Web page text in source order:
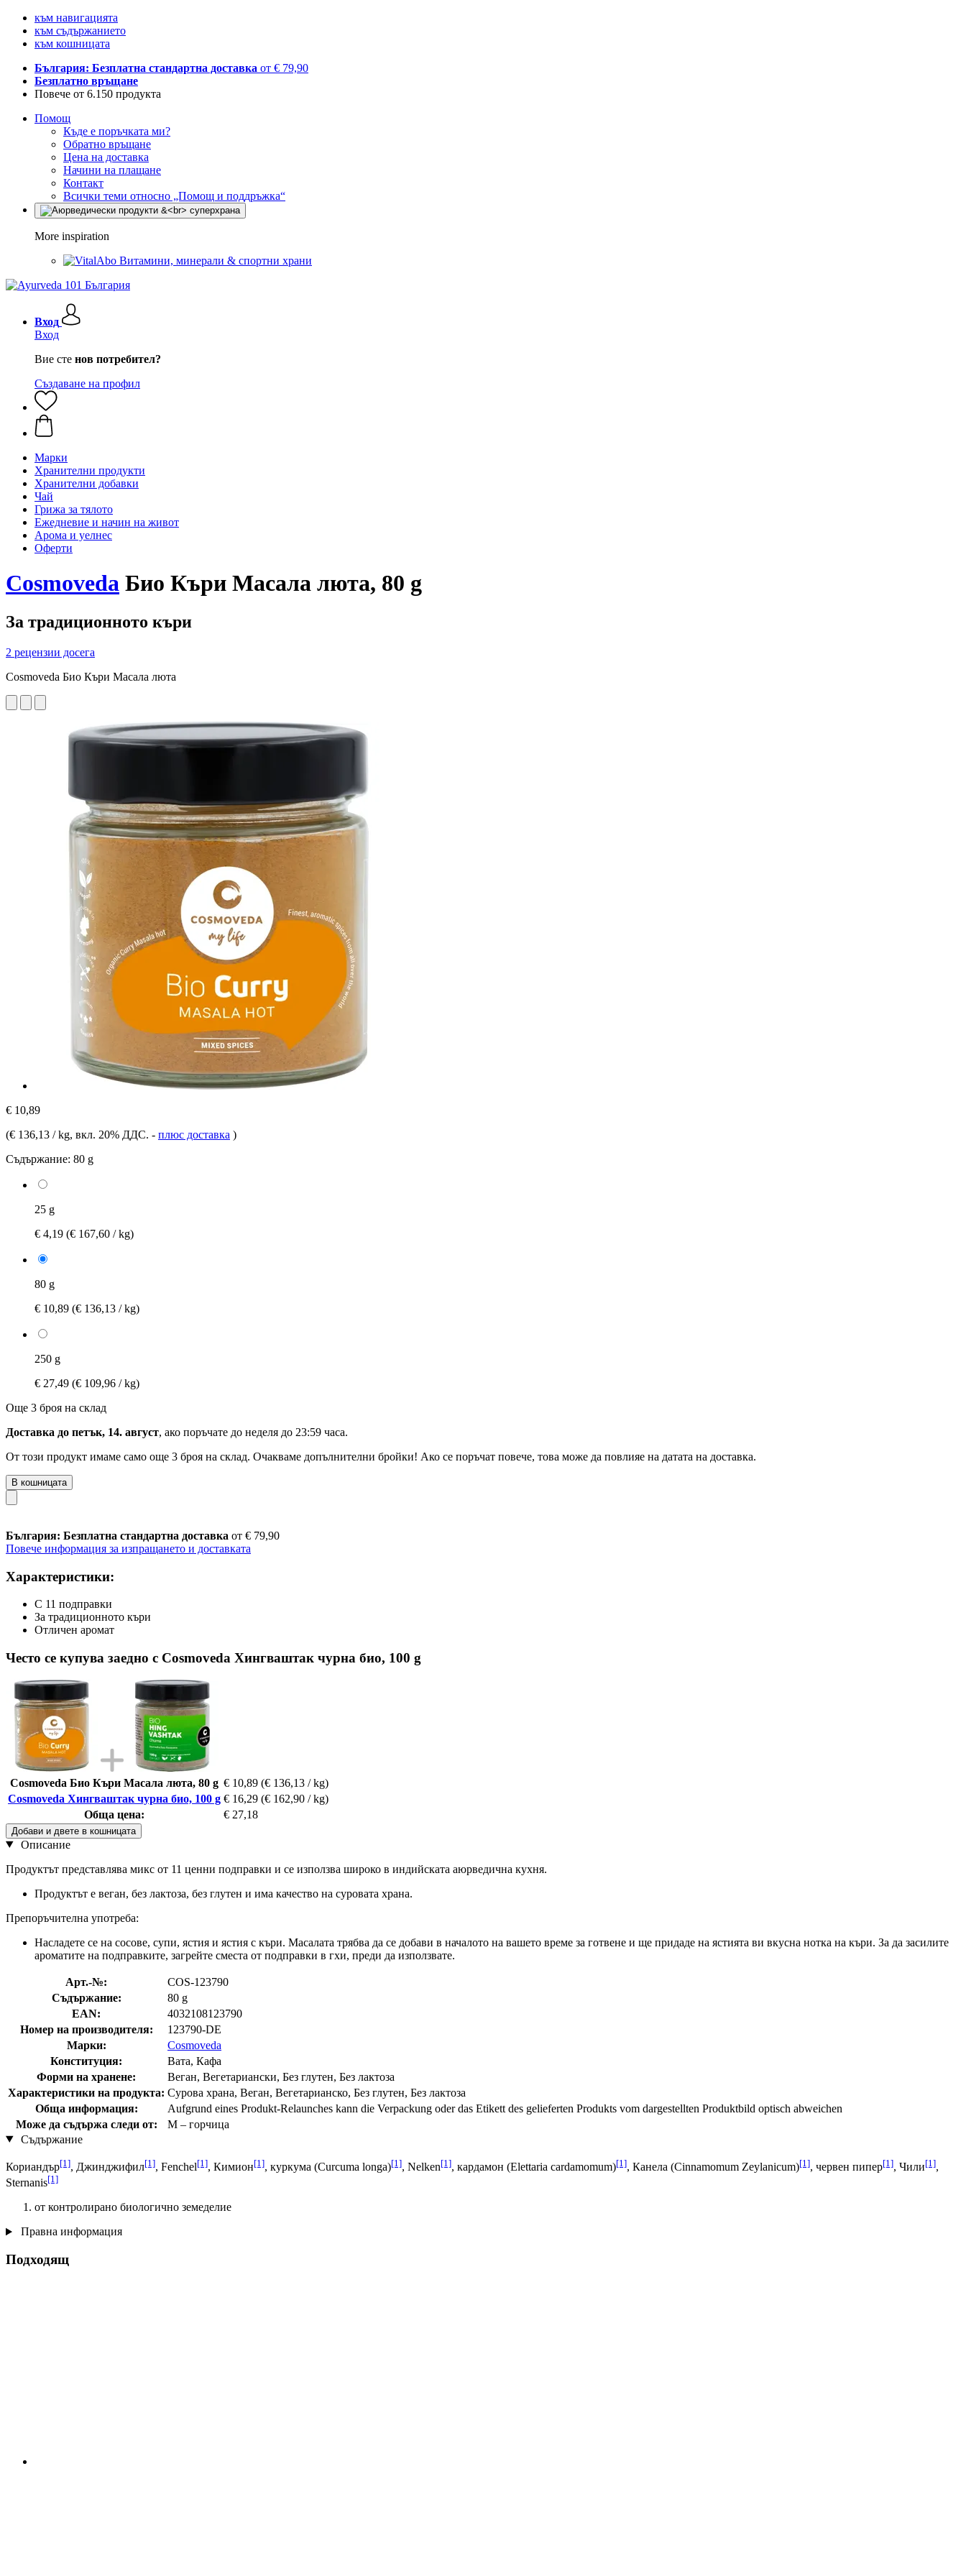
към навигацията
към съдържанието
към кошницата
България: Безплатна стандартна доставка от € 79,90
Безплатно връщане
Повече от 6.150 продукта
Помощ
Къде е поръчката ми?
Обратно връщане
Цена на доставка
Начини на плащане
Контакт
Всички теми относно „Помощ и поддръжка“
More inspiration
Витамини, минерали & спортни храни
Вход
Вход
Вие сте нов потребител?
Създаване на профил
Марки
Хранителни продукти
Хранителни добавки
Чай
Грижа за тялото
Ежедневие и начин на живот
Арома и уелнес
Оферти
Cosmoveda Био Къри Масала люта, 80 g
За традиционното къри
2 рецензии досега
Cosmoveda Био Къри Масала люта
€ 10,89
(€ 136,13 / kg, вкл. 20% ДДС. - плюс доставка )
Съдържание: 80 g
25 g
€ 4,19 (€ 167,60 / kg)
80 g
€ 10,89 (€ 136,13 / kg)
250 g
€ 27,49 (€ 109,96 / kg)
Още 3 броя на склад
Доставка до петък, 14. август, ако поръчате до неделя до 23:59 часа.
От този продукт имаме само още 3 броя на склад. Очакваме допълнителни бройки! Ако се поръчат повече, това може да повлияе на датата на доставка.
В кошницата
България: Безплатна стандартна доставка от € 79,90
Повече информация за изпращането и доставката
Характеристики:
С 11 подправки
За традиционното къри
Отличен аромат
Често се купува заедно с Cosmoveda Хингваштак чурна био, 100 g
Cosmoveda Био Къри Масала люта, 80 g € 10,89 (€ 136,13 / kg)
Cosmoveda Хингваштак чурна био, 100 g € 16,29 (€ 162,90 / kg)
Обща цена:
€ 27,18
Добави и двете в кошницата
Описание
Продуктът представлява микс от 11 ценни подправки и се използва широко в индийската аюрведична кухня.
Продуктът е веган, без лактоза, без глутен и има качество на суровата храна.
Препоръчителна употреба:
Насладете се на сосове, супи, ястия и ястия с къри. Масалата трябва да се добави в началото на вашето време за готвене и ще придаде на ястията ви вкусна нотка на къри. За да засилите
ароматите на подправките, загрейте сместа от подправки в гхи, преди да използвате.
Арт.-№:
COS-123790
Съдържание:
80 g
EAN:
4032108123790
Номер на производителя:
123790-DE
Марки:
Cosmoveda
Конституция:
Вата, Кафа
Форми на хранене:
Веган, Вегетариански, Без глутен, Без лактоза
Характеристики на продукта: Сурова храна, Веган, Вегетарианско, Без глутен, Без лактоза
Обща информация:
Aufgrund eines Produkt-Relaunches kann die Verpackung oder das Etikett des gelieferten Produkts vom dargestellten Produktbild optisch abweichen
Може да съдържа следи от:
M – горчица
Съдържание
Кориандър[1], Джинджифил[1], Fenchel[1], Кимион[1], куркума (Curcuma longa)[1], Nelken[1], кардамон (Elettaria cardamomum)[1], Канела (Cinnamomum Zeylanicum)[1], червен пипер[1], Чили[1],
Sternanis[1]
от контролирано биологично земеделие
Правна информация
Подходящ